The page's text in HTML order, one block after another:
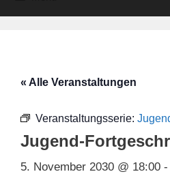
« Alle Veranstaltungen
Veranstaltungsserie:
Jugend-
5. November 2030 @ 18:00 -